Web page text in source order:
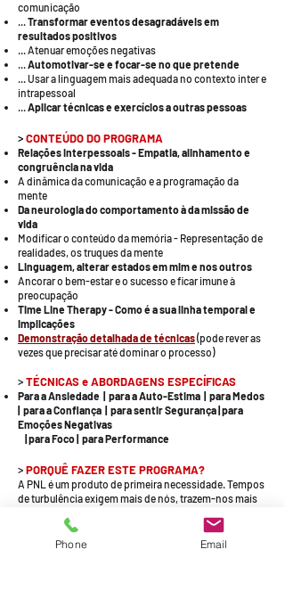
comunicação
...Transformar eventos desagradáveis em
resultados positivos
... Atenuar emoções negativas
...Automotivar-se e focar-se no que pretende
... Usar a linguagem mais adequada no contexto inter e
intrapessoal
...Aplicar técnicas e exercícios a outras pessoas
>CONTEÚDO DO PROGRAMA
Relações interpessoais - Empatia, alinhamento e
congruência na vida
A dinâmica da comunicação e a programação da
mente
Da neurologia do comportamento à da missão de
vida
Modificar o conteúdo da memória - Representação de
realidades, os truques da mente
Linguagem, alterar estados em mim e nos outros
Ancorar o bem-estar e o sucesso e ficar imune à
preocupação
Time Line Therapy - Como é a sua linha temporal e
implicações
Demonstração detalhada de técnicas(pode rever as
vezes que precisar até dominar o processo)
>TÉCNICAS e ABORDAGENS ESPECÍFICAS
Para a Ansiedade | para a Auto-Estima | para Medos
| para a Confiança | para sentir Segurança | para
Emoções Negativas
| para Foco | para Performance
>PORQUÊ FAZER ESTE PROGRAMA?
A PNL é um produto de primeira necessidade. Tempos
de turbulência exigem mais de nós, trazem-nos mais
metodologia, encontra soluções à medida do
contexto que está a viver. E descobre uma forma
Phone Email